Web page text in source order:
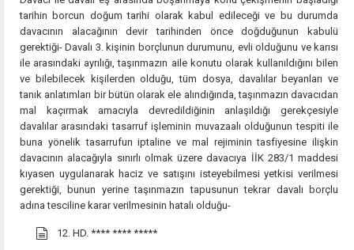
tarihin borcun doğum tarihi olarak kabul edileceği ve bu durumda
davacının alacağının devir tarihinden önce doğduğunun kabulü
gerektiği- Davalı 3. kişinin borçlunun durumunu, evli olduğunu ve karısı
ile arasındaki ayrılığı, taşınmazın aile konutu olarak kullanıldığını bilen
ve bilebilecek kişilerden olduğu, tüm dosya, davalılar beyanları ve
tanık anlatımları bir bütün olarak ele alındığında, taşınmazın davacıdan
mal kaçırmak amacıyla devredildiğinin anlaşıldığı gerekçesiyle
davalılar arasındaki tasarruf işleminin muvazaalı olduğunun tespiti ile
buna yönelik tasarrufun iptaline ve mal rejiminin tasfiyesine ilişkin
davacının alacağıyla sınırlı olmak üzere davacıya İİK 283/1 maddesi
kıyasen uygulanarak haciz ve satışını isteyebilmesi yetkisi verilmesi
gerektiği, bunun yerine taşınmazın tapusunun tekrar davalı borçlu
adına tesciline karar verilmesinin hatalı olduğu-
12. HD. **** **** *****